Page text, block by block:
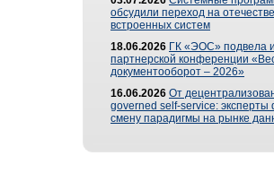
обсудили переход на
встроенных систем
18.06.2026 ГК «ЭОС» подвела
партнерской конференции
документооборот – 2026»
16.06.2026 От
governed self-service: эксперты
смену парадигмы на рынке